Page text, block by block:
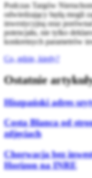
Podczas Targów
odwiedzający będą mogli
inwestycyjną oraz
potencjału, nie tylko
konkretnych parametrów
Co, gdzie, kiedy?
Ostatnie
Hiszpański adres
Costa Blanca od
zdjęciach
Chorwacja bez
Horizon na INRE